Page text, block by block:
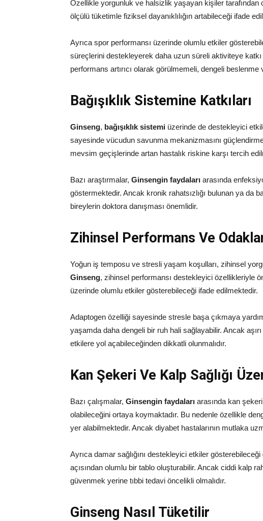
Özellikle yorgunluk ve halsizlik yaşayan kişiler tarafından
ölçülü tüketimle fiziksel dayanıklılığın artabileceği ifade
Ayrıca spor performansı üzerinde olumlu etkiler
süreçlerini destekleyerek daha uzun süreli aktiviteye
performans artırıcı olarak görülmemeli, dengeli
Bağışıklık Sistemine Katkıları
Ginseng, bağışıklık sistemi üzerinde de destekleyici
sayesinde vücudun savunma mekanizmasını
mevsim geçişlerinde artan hastalık riskine karşı tercih
Bazı araştırmalar, Ginsengin faydaları arasında
göstermektedir. Ancak kronik rahatsızlığı bulunan ya da
bireylerin doktora danışması önemlidir.
Zihinsel Performans Ve
Yoğun iş temposu ve stresli yaşam koşulları, zihinsel
Ginseng, zihinsel performansı destekleyici özellikleriyle
üzerinde olumlu etkiler gösterebileceği ifade edilmektedir.
Adaptogen özelliği sayesinde stresle başa çıkmaya
yaşamda daha dengeli bir ruh hali sağlayabilir. Ancak
etkilere yol açabileceğinden dikkatli olunmalıdır.
Kan Şekeri Ve Kalp Sağlığı
Bazı çalışmalar, Ginsengin faydaları arasında kan
olabileceğini ortaya koymaktadır. Bu nedenle özellikle
yer alabilmektedir. Ancak diyabet hastalarının mutlaka
Ayrıca damar sağlığını destekleyici etkiler
açısından olumlu bir tablo oluşturabilir. Ancak ciddi kalp
güvenmek yerine tıbbi tedavi öncelikli olmalıdır.
Ginseng Nasıl Tüketilir